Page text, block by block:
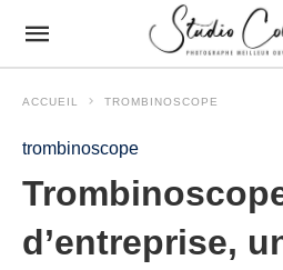
ACCUEIL TROMBINOSCOPE
trombinoscope
d’entreprise,